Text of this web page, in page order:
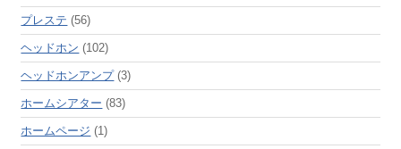
プレステ (56)
ヘッドホン (102)
ヘッドホンアンプ(3)
ホームシアター (83)
ホームページ (1)